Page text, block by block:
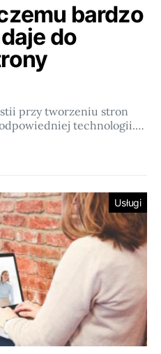
bardzo
do
przy tworzeniu stron
technologii.…
Usługi